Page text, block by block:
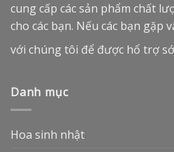
cung cấp các sản phẩm chất
cho các bạn. Nếu các bạn gặp
với chúng tôi để được hổ trợ
Danh mục
Hoa sinh nhật